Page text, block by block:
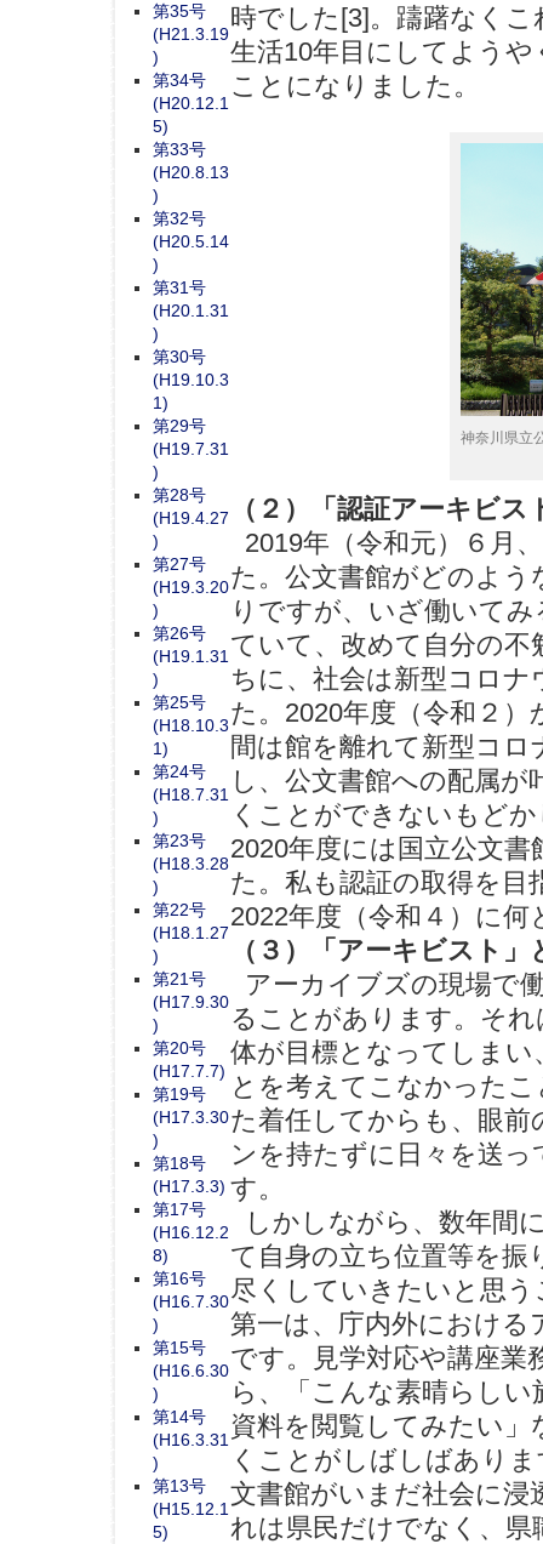
時でした[3]。躊躇なく
生活10年目にしてよう
ことになりました。
神奈川県立
（２）「認証アーキビ
2019年（令和元）６月
た。公文書館がどのよ
りですが、いざ働いて
ていて、改めて自分の
ちに、社会は新型コロ
た。2020年度（令和２
間は館を離れて新型コ
し、公文書館への配属
くことができないもど
2020年度には国立公文
た。私も認証の取得を目
2022年度（令和４）に
（３）「アーキビスト
アーカイブズの現場で
ることがあります。そ
体が目標となってしま
とを考えてこなかった
た着任してからも、眼
ンを持たずに日々を送
す。
しかしながら、数年間
て自身の立ち位置等を
尽くしていきたいと思
第一は、庁内外におけ
です。見学対応や講座
ら、「こんな素晴らし
資料を閲覧してみたい
くことがしばしばあり
文書館がいまだ社会に
れは県民だけでなく、
第35号
(H21.3.19
)
第34号
(H20.12.1
5)
第33号
(H20.8.13
)
第32号
(H20.5.14
)
第31号
(H20.1.31
)
第30号
(H19.10.3
1)
第29号
(H19.7.31
)
第28号
(H19.4.27
)
第27号
(H19.3.20
)
第26号
(H19.1.31
)
第25号
(H18.10.3
1)
第24号
(H18.7.31
)
第23号
(H18.3.28
)
第22号
(H18.1.27
)
第21号
(H17.9.30
)
第20号
(H17.7.7)
第19号
(H17.3.30
)
第18号
(H17.3.3)
第17号
(H16.12.2
8)
第16号
(H16.7.30
)
第15号
(H16.6.30
)
第14号
(H16.3.31
)
第13号
(H15.12.1
5)